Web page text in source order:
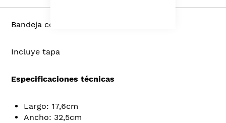
Bandeja con tapa 1/3
Incluye tapa
Especificaciones técnicas
Largo: 17,6cm
Ancho: 32,5cm